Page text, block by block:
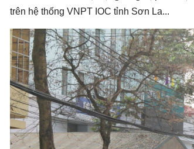
trên hệ thống VNPT IOC tỉnh Sơn La...